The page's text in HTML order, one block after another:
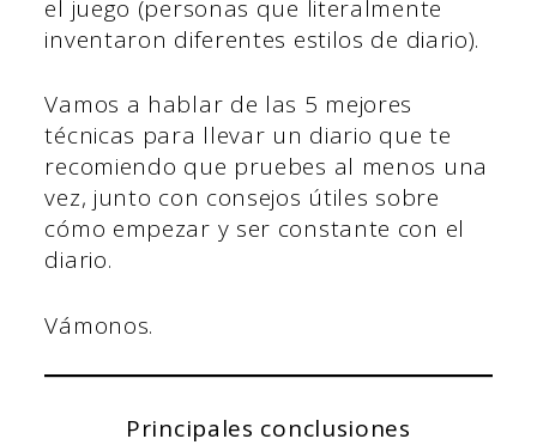
el juego (personas que literalmente
inventaron diferentes estilos de diario).
Vamos a hablar de las 5 mejores
técnicas para llevar un diario que te
recomiendo que pruebes al menos una
vez, junto con consejos útiles sobre
cómo empezar y ser constante con el
diario.
Vámonos.
Principales conclusiones